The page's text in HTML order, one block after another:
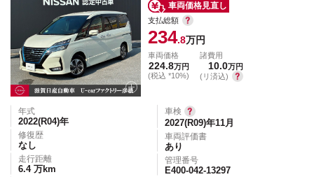
車両価格見直し
支払総額
234.8万円
車両価格
224.8万円
(税込 *10%)
諸費用
10.0万円
(リ済込)
年式
2022(R04)年
修復歴
なし
走行距離
6.4 万km
車検
2027(R09)年11月
車両評価書
あり
管理番号
E400-042-13297